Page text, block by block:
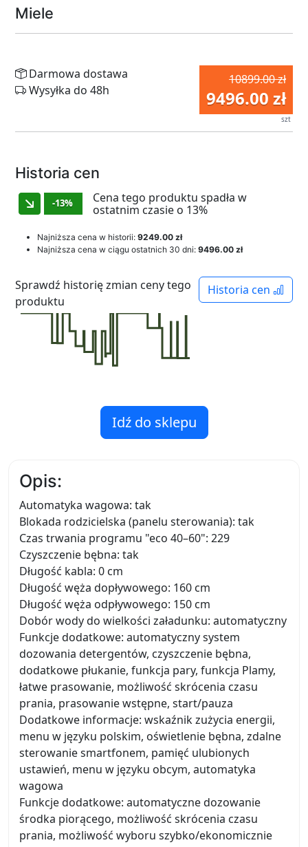
Miele
10899.00 zł
9496.00 zł
szt
Darmowa dostawa
Wysyłka do 48h
Historia cen
-13%
Cena tego produktu spadła w
ostatnim czasie o 13%
Najniższa cena w historii: 9249.00 zł
Najniższa cena w ciągu ostatnich 30 dni: 9496.00 zł
Historia cen
Sprawdź historię zmian ceny tego
produktu
Idź do sklepu
Opis:
Automatyka wagowa: tak
Blokada rodzicielska (panelu sterowania): tak
Czas trwania programu "eco 40–60": 229
Czyszczenie bębna: tak
Długość kabla: 0 cm
Długość węża dopływowego: 160 cm
Długość węża odpływowego: 150 cm
Dobór wody do wielkości załadunku: automatyczny
Funkcje dodatkowe: automatyczny system
dozowania detergentów, czyszczenie bębna,
dodatkowe płukanie, funkcja pary, funkcja Plamy,
łatwe prasowanie, możliwość skrócenia czasu
prania, prasowanie wstępne, start/pauza
Dodatkowe informacje: wskaźnik zużycia energii,
menu w języku polskim, oświetlenie bębna, zdalne
sterowanie smartfonem, pamięć ulubionych
ustawień, menu w języku obcym, automatyka
wagowa
Funkcje dodatkowe: automatyczne dozowanie
środka piorącego, możliwość skrócenia czasu
prania, możliwość wyboru szybko/ekonomicznie